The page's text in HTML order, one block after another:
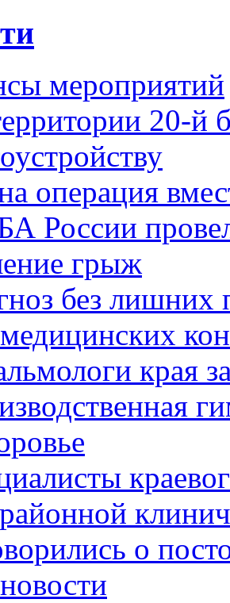
мероприятий
20-й
операция
России
грыж
без лишних
края
о